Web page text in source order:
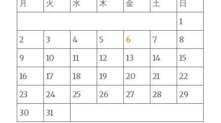
月
火 水 木 金 土
日
1
2
3 4 5 6 7
8
9
10 11 12 13 14
15
16
17 18 19 20 21
22
23
24 25 26 27 28
29
30
31